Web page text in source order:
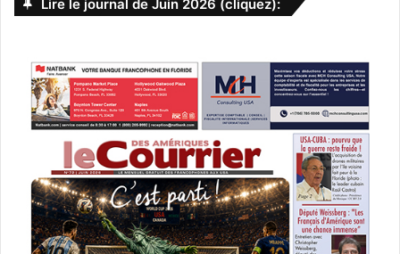
Lire le journal de Juin 2026 (cliquez):